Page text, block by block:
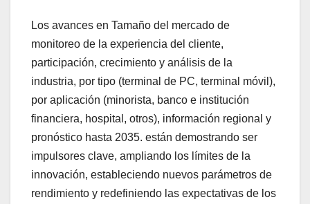
Los avances en Tamaño del mercado de
monitoreo de la experiencia del cliente,
participación, crecimiento y análisis de la
industria, por tipo (terminal de PC, terminal móvil),
por aplicación (minorista, banco e institución
financiera, hospital, otros), información regional y
pronóstico hasta 2035. están demostrando ser
impulsores clave, ampliando los límites de la
innovación, estableciendo nuevos parámetros de
rendimiento y redefiniendo las expectativas de los